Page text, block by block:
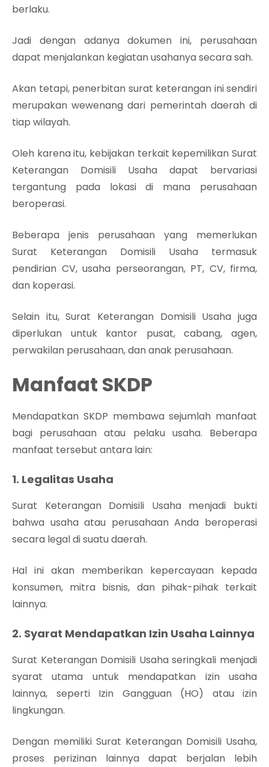
berlaku.
Jadi dengan adanya dokumen ini, perusahaan
dapat menjalankan kegiatan usahanya secara sah.
Akan tetapi, penerbitan surat keterangan ini sendiri
merupakan wewenang dari pemerintah daerah di
tiap wilayah.
Oleh karena itu, kebijakan terkait kepemilikan Surat
Keterangan Domisili Usaha dapat bervariasi
tergantung pada lokasi di mana perusahaan
beroperasi.
Beberapa jenis perusahaan yang memerlukan
Surat Keterangan Domisili Usaha termasuk
pendirian CV, usaha perseorangan, PT, CV, firma,
dan koperasi.
Selain itu, Surat Keterangan Domisili Usaha juga
diperlukan untuk kantor pusat, cabang, agen,
perwakilan perusahaan, dan anak perusahaan.
Manfaat SKDP
Mendapatkan SKDP membawa sejumlah manfaat
bagi perusahaan atau pelaku usaha. Beberapa
manfaat tersebut antara lain:
1. Legalitas Usaha
Surat Keterangan Domisili Usaha menjadi bukti
bahwa usaha atau perusahaan Anda beroperasi
secara legal di suatu daerah.
Hal ini akan memberikan kepercayaan kepada
konsumen, mitra bisnis, dan pihak-pihak terkait
lainnya.
2. Syarat Mendapatkan Izin Usaha Lainnya
Surat Keterangan Domisili Usaha seringkali menjadi
syarat utama untuk mendapatkan izin usaha
lainnya, seperti Izin Gangguan (HO) atau izin
lingkungan.
Dengan memiliki Surat Keterangan Domisili Usaha,
proses perizinan lainnya dapat berjalan lebih